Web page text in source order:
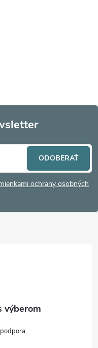
ochrany osobných
ODOBERAŤ